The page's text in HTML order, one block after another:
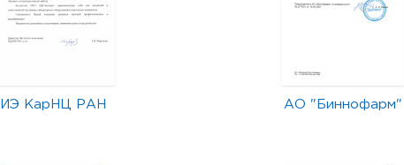
ИЭ КарНЦ РАН АО "Биннофарм"